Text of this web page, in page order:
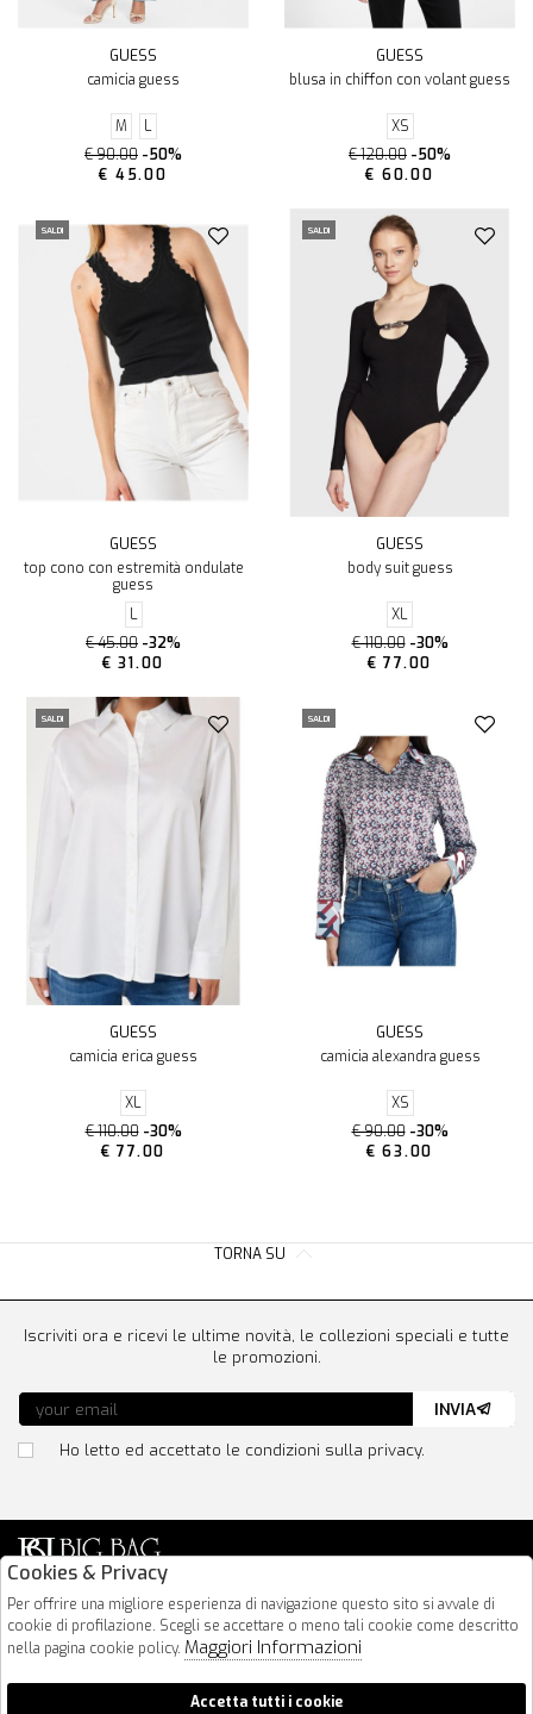
GUESS
camicia guess
M
L
€ 90.00 -50%
€ 45.00
GUESS
blusa in chiffon con volant guess
XS
€ 120.00 -50%
€ 60.00
SALDI
GUESS
top cono con estremità ondulate
guess
L
€ 45.00 -32%
€ 31.00
SALDI
GUESS
body suit guess
XL
€ 110.00 -30%
€ 77.00
SALDI
GUESS
camicia erica guess
XL
€ 110.00 -30%
€ 77.00
SALDI
GUESS
camicia alexandra guess
XS
€ 90.00 -30%
€ 63.00
TORNA SU
Via Nazionale 183
64026 Roseto Degli Abruzzi
085 8936219
Iscriviti ora e ricevi le ultime novità, le collezioni speciali e tutte
le promozioni.
Ho letto ed accettato le condizioni sulla privacy.
INVIA
Cookies & Privacy
Per offrire una migliore esperienza di navigazione questo sito si avvale di
cookie di profilazione. Scegli se accettare o meno tali cookie come descritto
nella pagina cookie policy. Maggiori Informazioni
Accetta tutti i cookie